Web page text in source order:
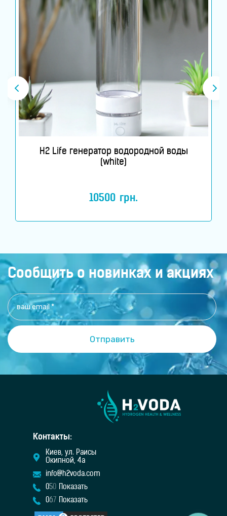
H2 Life генератор водородной воды
(white)
10500 грн.
Сообщить о новинках и акциях
Контакты:
Киев, ул. Раисы
Окипной, 4а
info@h2voda.com
050
Показать
067 Показать